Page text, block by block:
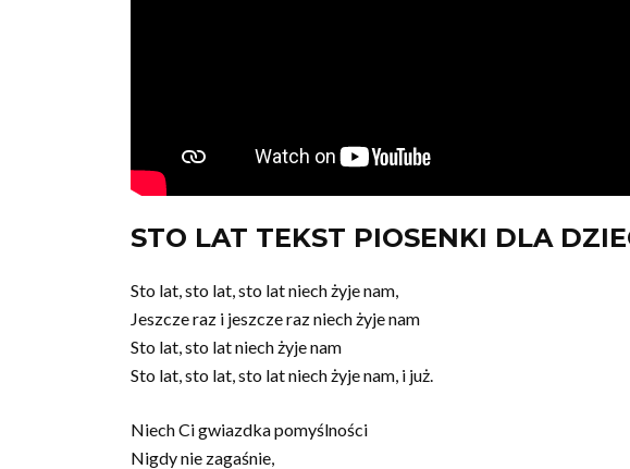
STO LAT TEKST PIOSENKI DLA
Sto lat, sto lat, sto lat niech żyje nam,
Jeszcze raz i jeszcze raz niech żyje nam
Sto lat, sto lat niech żyje nam
Sto lat, sto lat, sto lat niech żyje nam, i już.
Niech Ci gwiazdka pomyślności
Nigdy nie zagaśnie,